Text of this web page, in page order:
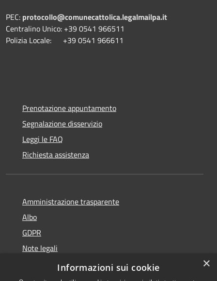
PEC: protocollo@comunecattolica.legalmailpa.it
Centralino Unico: +39 0541 966511
Polizia Locale: +39 0541 966611
Prenotazione appuntamento
Segnalazione disservizio
Leggi le FAQ
Richiesta assistenza
Amministrazione trasparente
Albo
GDPR
Note legali
Dichiarazione di accessibilità
×
Informazioni sui cookie